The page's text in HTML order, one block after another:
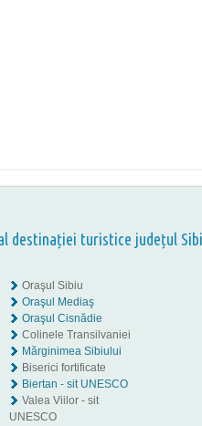
destinației turistice județul
Oraşul Sibiu
Oraşul Mediaş
Oraşul Cisnădie
Colinele Transilvaniei
Mărginimea Sibiului
Biserici fortificate
Biertan - sit UNESCO
Valea Viilor - sit
UNESCO